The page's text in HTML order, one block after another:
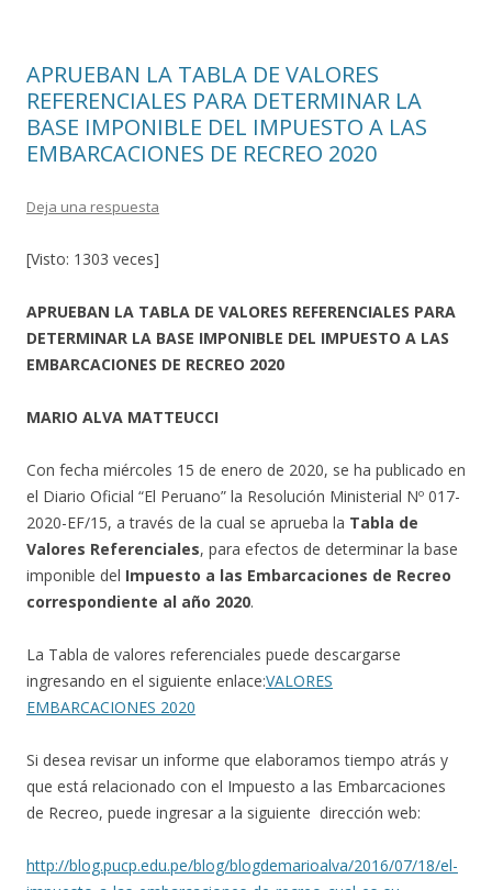
APRUEBAN LA TABLA DE VALORES
REFERENCIALES PARA DETERMINAR LA
BASE IMPONIBLE DEL IMPUESTO A LAS
EMBARCACIONES DE RECREO 2020
Deja una respuesta
[Visto: 1303 veces]
APRUEBAN LA TABLA DE VALORES REFERENCIALES PARA
DETERMINAR LA BASE IMPONIBLE DEL IMPUESTO A LAS
EMBARCACIONES DE RECREO 2020
MARIO ALVA MATTEUCCI
Con fecha miércoles 15 de enero de 2020, se ha publicado en
el Diario Oficial “El Peruano” la Resolución Ministerial Nº 017-
2020-EF/15, a través de la cual se aprueba la Tabla de
Valores Referenciales, para efectos de determinar la base
imponible del Impuesto a las Embarcaciones de Recreo
correspondiente al año 2020.
La Tabla de valores referenciales puede descargarse
ingresando en el siguiente enlace:VALORES
EMBARCACIONES 2020
Si desea revisar un informe que elaboramos tiempo atrás y
que está relacionado con el Impuesto a las Embarcaciones
de Recreo, puede ingresar a la siguiente dirección web:
http://blog.pucp.edu.pe/blog/blogdemarioalva/2016/07/18/el-